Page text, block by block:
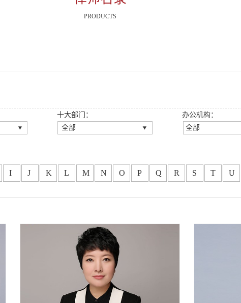
PRODUCTS
十大部门：
全部
房地产与建设工程法律事
劳动人事法律事务部
政府法律事务部
婚姻家事与财富传承法律
事务部
涉外法律事务部
争议解决法律事务部
办公机构：
全部
广州分所
I J K L M N O P Q R S T U